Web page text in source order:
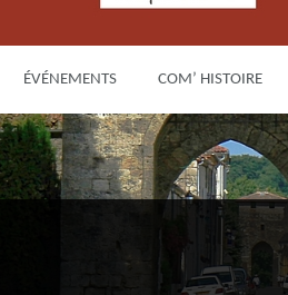
ÉVÉNEMENTS COM’ HISTOIRE